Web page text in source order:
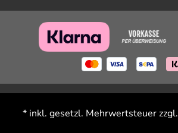
* inkl. gesetzl. Mehrwertsteuer zzgl.